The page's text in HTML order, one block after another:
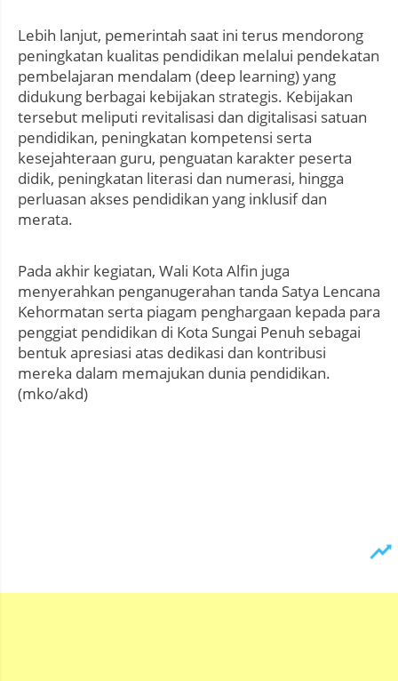
Lebih lanjut, pemerintah saat ini terus mendorong
peningkatan kualitas pendidikan melalui pendekatan
pembelajaran mendalam (deep learning) yang
didukung berbagai kebijakan strategis. Kebijakan
tersebut meliputi revitalisasi dan digitalisasi satuan
pendidikan, peningkatan kompetensi serta
kesejahteraan guru, penguatan karakter peserta
didik, peningkatan literasi dan numerasi, hingga
perluasan akses pendidikan yang inklusif dan
merata.
Pada akhir kegiatan, Wali Kota Alfin juga
menyerahkan penganugerahan tanda Satya Lencana
Kehormatan serta piagam penghargaan kepada para
penggiat pendidikan di Kota Sungai Penuh sebagai
bentuk apresiasi atas dedikasi dan kontribusi
mereka dalam memajukan dunia pendidikan.
(mko/akd)